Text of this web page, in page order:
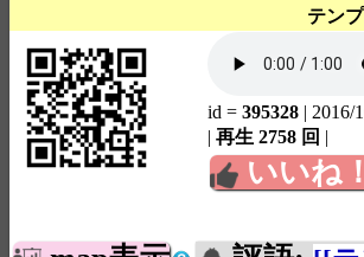
テン
id = 395328 | 2016/
| 再生 2758 回 |
いいね！